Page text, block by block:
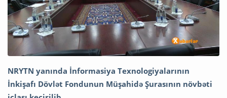
NRYTN yanında İnformasiya Texnologiyalarının
İnkişafı Dövlət Fondunun Müşahidə Şurasının növbəti